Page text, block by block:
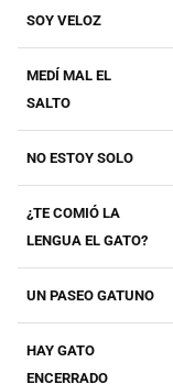
SOY VELOZ
MEDÍ MAL EL
SALTO
NO ESTOY SOLO
¿TE COMIÓ LA
LENGUA EL GATO?
UN PASEO GATUNO
HAY GATO
ENCERRADO